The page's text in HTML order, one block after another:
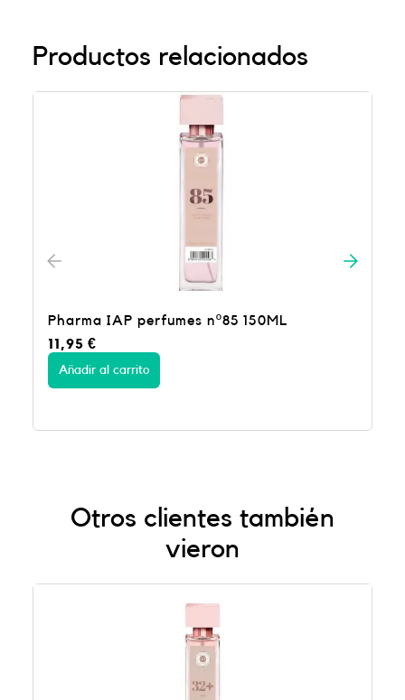
Productos relacionados
Perfumes Pharma IAP nº9 30ml
Otros clientes también
vieron